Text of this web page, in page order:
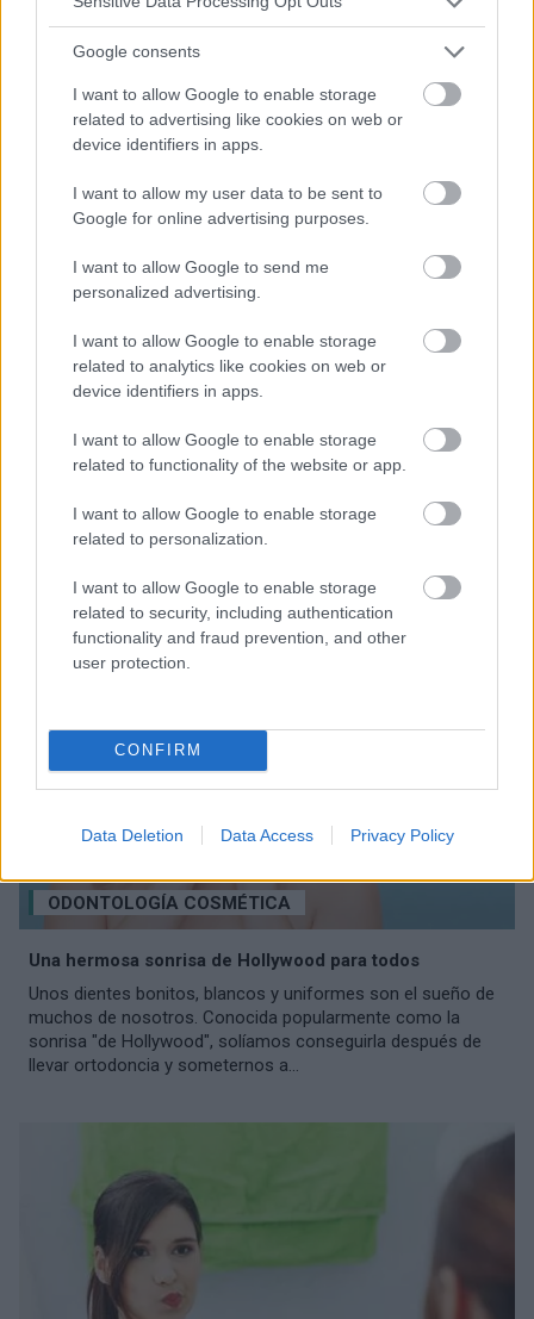
Google consents
I want to allow Google to enable storage
related to advertising like cookies on web or
device identifiers in apps.
I want to allow my user data to be sent to
Google for online advertising purposes.
I want to allow Google to send me
personalized advertising.
I want to allow Google to enable storage
related to analytics like cookies on web or
device identifiers in apps.
I want to allow Google to enable storage
related to functionality of the website or app.
I want to allow Google to enable storage
related to personalization.
I want to allow Google to enable storage
related to security, including authentication
functionality and fraud prevention, and other
user protection.
CONFIRM
Data Deletion Data Access Privacy Policy
disponible en varios colores que...
ODONTOLOGÍA COSMÉTICA
Empastes estéticos de composite
Las técnicas de obturación y los materiales compuestos
el método menos invasivo de restaurar la dentina y el
esmalte y ofrecen ventajas...
ODONTOLOGÍA COSMÉTICA
Una hermosa sonrisa de Hollywood para todos
Unos dientes bonitos, blancos y uniformes son el sueño de
muchos de nosotros. Conocida popularmente como la
sonrisa "de Hollywood", solíamos conseguirla después de
llevar ortodoncia y someternos a...